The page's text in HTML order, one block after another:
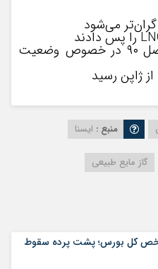
می‌شود
استماع گزارش کمیسیون اصل ۹۰ در خصوص وضعیت
ژاپن رسید
منبع : ایسنا
گاز مایع طبیعی
کل بورس؛ پشت پرده سقوط